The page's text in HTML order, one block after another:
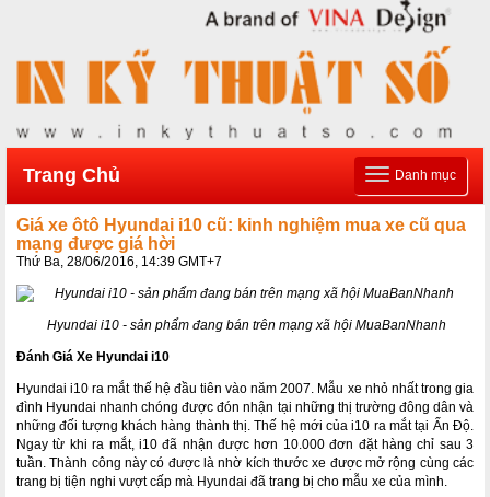
Toggle
navigation
Danh mục
Trang Chủ
Giá xe ôtô Hyundai i10 cũ: kinh nghiệm mua xe cũ qua
mạng được giá hời
Thứ Ba, 28/06/2016, 14:39 GMT+7
Hyundai i10 - sản phẩm đang bán trên mạng xã hội MuaBanNhanh
Đánh Giá Xe Hyundai i10
Hyundai i10 ra mắt thế hệ đầu tiên vào năm 2007. Mẫu xe nhỏ nhất trong gia
đình Hyundai nhanh chóng được đón nhận tại những thị trường đông dân và
những đối tượng khách hàng thành thị. Thế hệ mới của i10 ra mắt tại Ấn Độ.
Ngay từ khi ra mắt, i10 đã nhận được hơn 10.000 đơn đặt hàng chỉ sau 3
tuần. Thành công này có được là nhờ kích thước xe được mở rộng cùng các
trang bị tiện nghi vượt cấp mà Hyundai đã trang bị cho mẫu xe của mình.